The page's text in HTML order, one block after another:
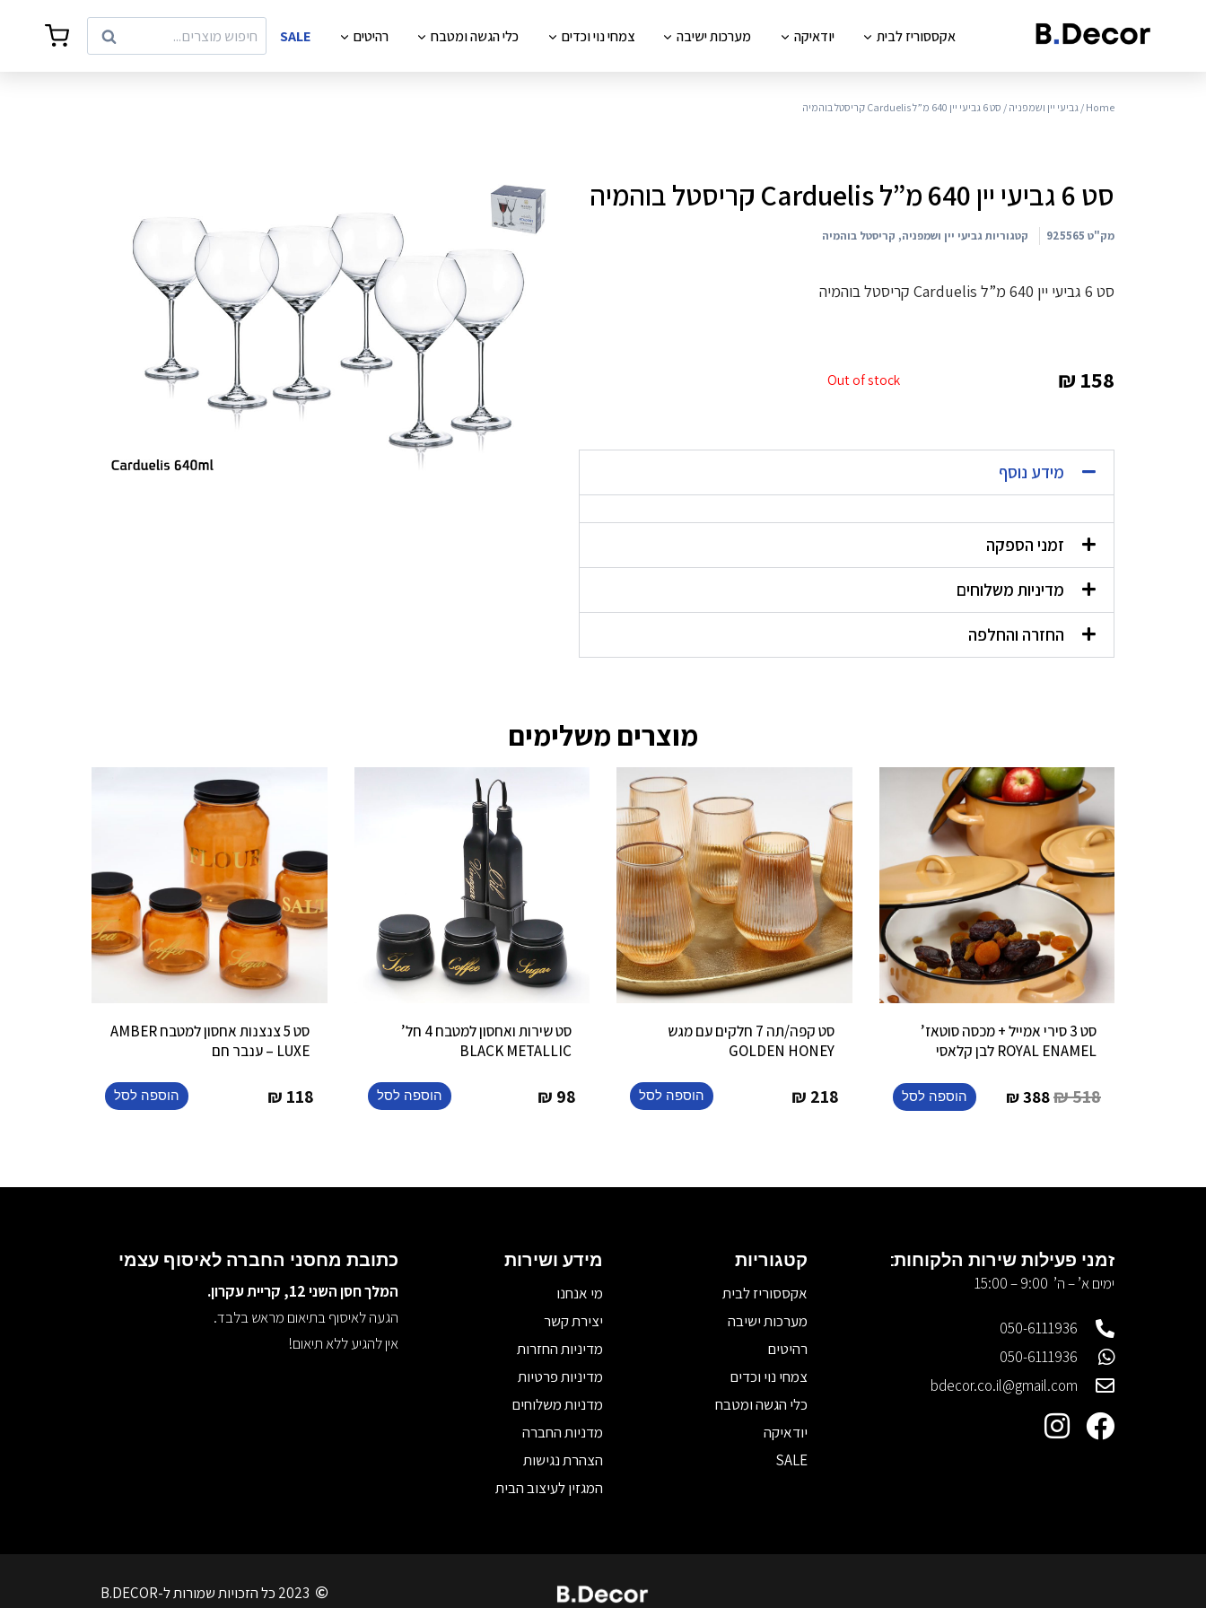
אקססוריז לבית יודאיקה מערכות ישיבה צמחי נוי וכדים כלי הגשה ומטבח רהיטים SALE
Search
Home
/ גביעי יין ושמפניה / סט 6 גביעי יין 640 מ”ל Carduelis קריסטל בוהמיה
סט 6 גביעי יין 640 מ”ל Carduelis קריסטל בוהמיה
מק"ט 925565 קטגוריותגביעי יין ושמפניה, קריסטל בוהמיה
סט 6 גביעי יין 640 מ”ל Carduelis קריסטל בוהמיה
₪ 158
Out of stock
מידע נוסף
זמני הספקה
מדיניות משלוחים
החזרה והחלפה
מוצרים משלימים
סט 3 סירי אמייל + מכסה סוטאז’
ROYAL ENAMEL לבן קלאסי
₪518
₪388 הוספה לסל
סט קפה/תה 7 חלקים עם מגש
GOLDEN HONEY
₪ 218 הוספה לסל
סט שירות ואחסון למטבח 4 חל’
BLACK METALLIC
₪ 98 הוספה לסל
סט 5 צנצנות אחסון למטבח AMBER
LUXE – ענבר חם
₪ 118 הוספה לסל
זמני פעילות שירות הלקוחות:
ימים א’ – ה’ 9:00 – 15:00
050-6111936
050-6111936
bdecor.co.il@gmail.com
קטגוריות
אקססוריז לבית
מערכות ישיבה
רהיטים
צמחי נוי וכדים
כלי הגשה ומטבח
יודאיקה
SALE
מידע ושירות
מי אנחנו
יצירת קשר
מדיניות החזרות
מדיניות פרטיות
מדניות משלוחים
מדניות החברה
הצהרת נגישות
המגזין לעיצוב הבית
כתובת מחסני החברה לאיסוף עצמי
המלך חסן השני 12, קריית עקרון.
הגעה לאיסוף בתיאום מראש בלבד.
אין להגיע ללא תיאום!
2023 כל הזכויות שמורות ל-B.DECOR